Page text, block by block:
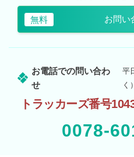
無料 お問い
お電話での問い合わ
せ
平
く）
トラッカーズ番号
0078-